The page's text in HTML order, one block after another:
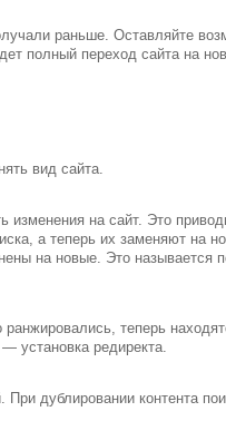
раньше. Оставляйте
полный переход сайта на
вид сайта.
изменения на сайт. Это
а теперь их заменяют на
на новые. Это называется
теперь
установка редиректа.
дублировании контента